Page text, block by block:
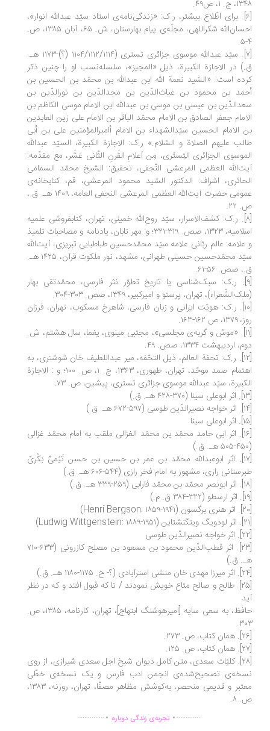
[۶]. برای اطّلاع بیشتر، ر.ک: «زندگی‌نامه‌ی استاد سیّد عبدالله انوار»،
احسان‌الله شکراللهی، مجلّه‌ی پیام بهارستان، ش. ۶۵، آبان ۱۳۸۵، ص.
[۷]. سیّد عبدالله موسوی جزائری تستری (۱۱۰۴/۱۱۱۲/۱۱۱۴ (؟)-۱۱۷۳ هـ.
در الاجازة ‌الکبیرة، ذیل «المجیز»، سلسله‌نسب او را چنین ذکر
است: «السّید نعمة الله ابن عبدالله بن محمّد بن الحسین بن
بن محمود بن غیاث‌الدّین بن مجدالدّین بن نورالدّین بن
بن عیسی بن موسی بن عبدالله ابن الامام موسی الکاظم بن
جعفر الصادق بن الامام محمّد الباقر بن الامام علی زین العابدین
الامام الحسین سیّدالشهداء بن الامام أامیرالمؤمنین علی بن أبی
علیهم الصلاة و السّلام.» ر.ک: الاجازة ‌الکبیرة، السیّد عبدالله
الجزائری التِستَری، مِن اَعلامِ القَرنِ الثّانی عَشَر، مع مقدّمه:
العظمی المرعشی النّجفی، تحقیق: الشیخ محمّد السمامی
اشراف: الدکتور السّید محمود المرعشی، قم، کتابخانه‌ی
عمومی حضرت آیت‌الله العظمی المرعشی النجفی العامه، ۱۴۰۹ هـ. ق.،
[۸]. ر.ک: کشف‌الاسرار، سیّد روح‌الله خمینی، تهران، کتابفروشی علمیه
اسلامیه، ۱۳۲۳، صص. ۳۱۹-۳۲۱؛ و: مهر تابان، یادنامه و مصاحبات تلمیذ
عالم ربّانی علامه سیّد محمّدحسین طباطبایی تبریزی، آیت‌الله
سیّد محمّدحسین حسینی طهرانی، مشهد، نور ملکوت قرآن، ۱۴۲۵ هـ.
صص. ۵۶-۶۱.
[۹]. ر.ک: سبک‌شناسی یا تاریخ تطوّر نثر فارسی، محمّدتقی بهار
تهران، پرستو و امیرکبیر، ۱۳۴۹، صص. ۳۰۳-۳۰۴.
[۱۰]. ر.ک: هویّت ایرانی و زبان فارسی، شاهرخ مسکوب، تهران، فرزان
[۱۱]. «موش و گربه‌ی مجلسی»، مجتبی مینوی، یغما، سال هشتم، ش.
اردیبهشت ۱۳۳۴، صص. ۴۹.
[۱۲]. ر.ک: تحفة العالم، ذیل التحّفه، میر عبداللطیف خان شوشتری‌، به
اهتمام صمد موحّد، تهران، طهوری، ۱۳۶۳، ج. ۱، ص. ‌۱۰۰؛ و : الاجازة‌
سیّد عبدالله موسوی جزائری تستری، پیشین، ص. ۷۳.
[۱۶]. اثر ابی حامد محمّد بن محمّد الغزالی ملقب به امام محمّد غزالی
[۱۷]. اثر ابوعبدالله محمّد بن عمر بن حسین بن حسن تَیْمیِّ بَکْریِّ
رازی، مشهور به امام فخر رازی (۵۴۴-۶۰۶ هـ. ق.)
[۲۳]. اثر قطب‌الدّین محمود بن مسعود بن مصلح کازرونی (۶۳۳-۷۱۰
ق.)
[۲۵]. طالح و صالح متاع خویش نمودند / تا که قبول افتد و که در نظر
حافظ، به سعی سایه [امیرهوشنگ ابتهاج]، تهران، کارنامه، ۱۳۸۵، ص.
[۲۸]. کلیّات سعدی، متن کامل دیوان شیخ اجل سعدی شیرازی، از روی
تصحیح‌شده‌ی انجمن ادب فارس و یک نسخه‌ی خطّی
معتبر و قدیمی منحصر، به‌کوشش مظاهر مصفّا، تهران، روزنه، ۱۳۸۳،
................تجربه‌ی زندگی دوباره ...............